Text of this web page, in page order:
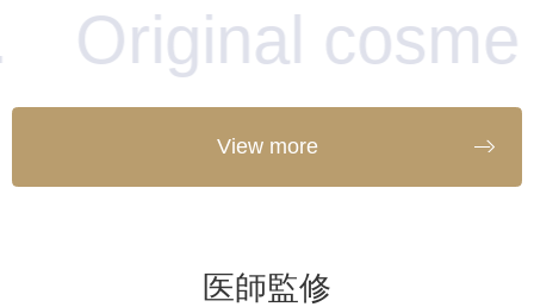
View more
cosme “agora”.
医師監修